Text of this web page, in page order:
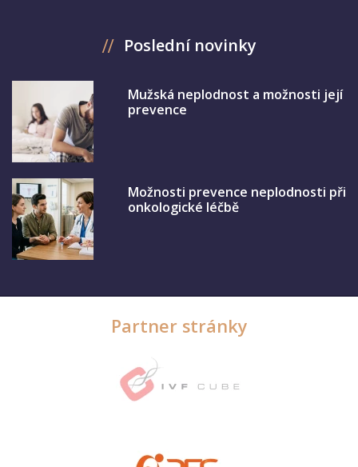
Poslední novinky
Mužská neplodnost a možnosti její
prevence
Možnosti prevence neplodnosti při
onkologické léčbě
Partner stránky